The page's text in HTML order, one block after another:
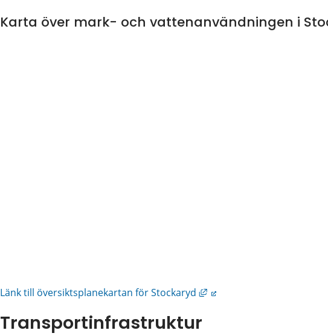
Karta över mark- och vattenanvändningen i
Länk till översiktsplanekartan för Stockaryd Länk till annan webbplats,
Transportinfrastruktur